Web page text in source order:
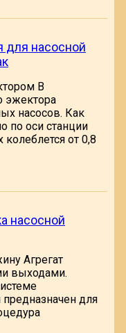
для насосной
В
эжектора
насосов. Как
по оси станции
от 0,8
насосной
Агрегат
выходами.
для